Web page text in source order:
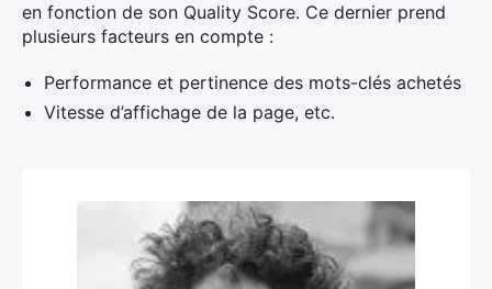
en fonction de son Quality Score. Ce dernier prend
plusieurs facteurs en compte :
Performance et pertinence des mots-clés achetés
Vitesse d’affichage de la page, etc.